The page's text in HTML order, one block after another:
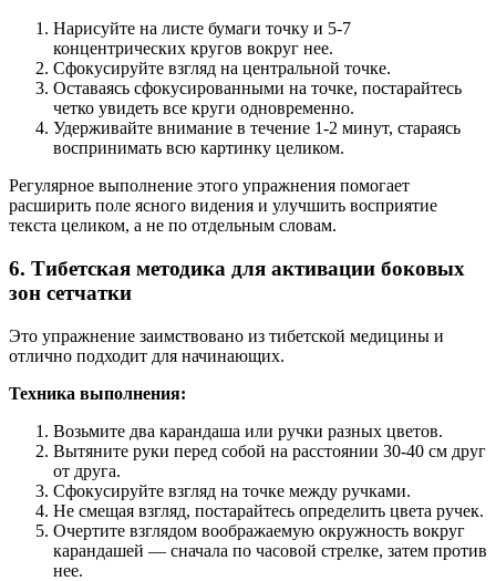
Нарисуйте на листе бумаги точку и 5-7
концентрических кругов вокруг нее.
Сфокусируйте взгляд на центральной точке.
Оставаясь сфокусированными на точке, постарайтесь
четко увидеть все круги одновременно.
Удерживайте внимание в течение 1-2 минут, стараясь
воспринимать всю картинку целиком.
Регулярное выполнение этого упражнения помогает
расширить поле ясного видения и улучшить восприятие
текста целиком, а не по отдельным словам.
6. Тибетская методика для активации боковых
зон сетчатки
Это упражнение заимствовано из тибетской медицины и
отлично подходит для начинающих.
Техника выполнения:
Возьмите два карандаша или ручки разных цветов.
Вытяните руки перед собой на расстоянии 30-40 см друг
от друга.
Сфокусируйте взгляд на точке между ручками.
Не смещая взгляд, постарайтесь определить цвета ручек.
Очертите взглядом воображаемую окружность вокруг
карандашей — сначала по часовой стрелке, затем против
нее.